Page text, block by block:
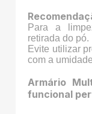
Para a
retirada do pó.
Evite utilizar
com a
Armário
funcional